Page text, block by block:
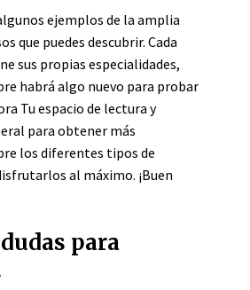
ejemplos de la amplia
que puedes descubrir. Cada
sus propias especialidades,
habrá algo nuevo para probar
Tu espacio de lectura y
para obtener más
los diferentes tipos de
al máximo. ¡Buen
para